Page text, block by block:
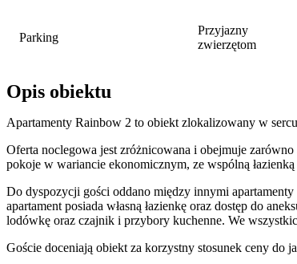
Parking
Przyjazny
zwierzętom
Opis obiektu
Apartamenty Rainbow 2 to obiekt zlokalizowany w
Oferta noclegowa jest zróżnicowana i obejmuje
pokoje w wariancie ekonomicznym, ze wspólną
Do dyspozycji gości oddano między innymi
apartament posiada własną łazienkę oraz dostęp do
lodówkę oraz czajnik i przybory kuchenne. We
Goście doceniają obiekt za korzystny stosunek ceny do